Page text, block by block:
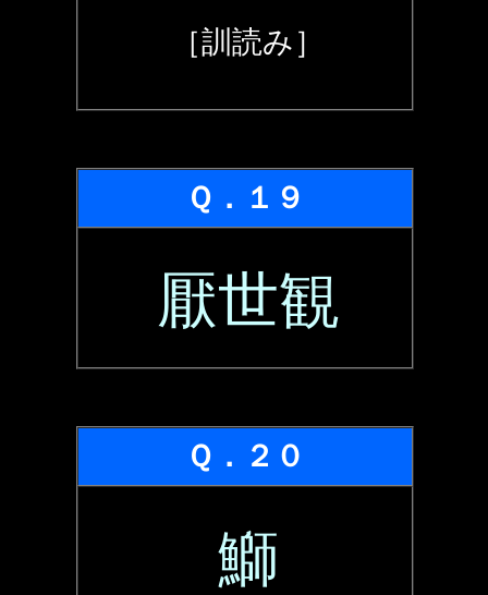
［訓読み］
Ｑ．１９
厭世観
Ｑ．２０
鰤